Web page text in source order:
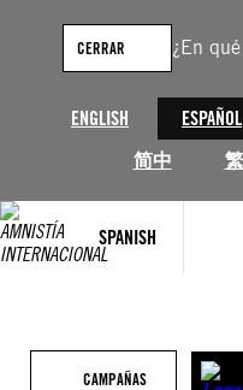
¿En
ENGLISH ESPAÑOL
简中
CERRAR
SPANISH
contenido
CAMPAÑAS